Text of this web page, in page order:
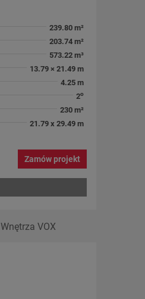
239.80 m²
203.74 m²
573.22 m³
13.79 × 21.49 m
4.25 m
2o
230 m²
21.79 x 29.49 m
Zamów projekt
Wnętrza VOX